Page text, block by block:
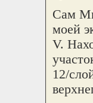
Сам
моей
V.
12/